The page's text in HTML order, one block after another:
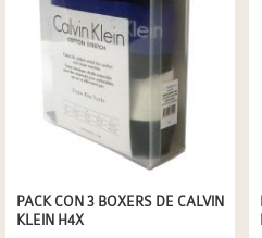
PACK CON 3 BOXERS DE CALVIN
KLEIN H4X